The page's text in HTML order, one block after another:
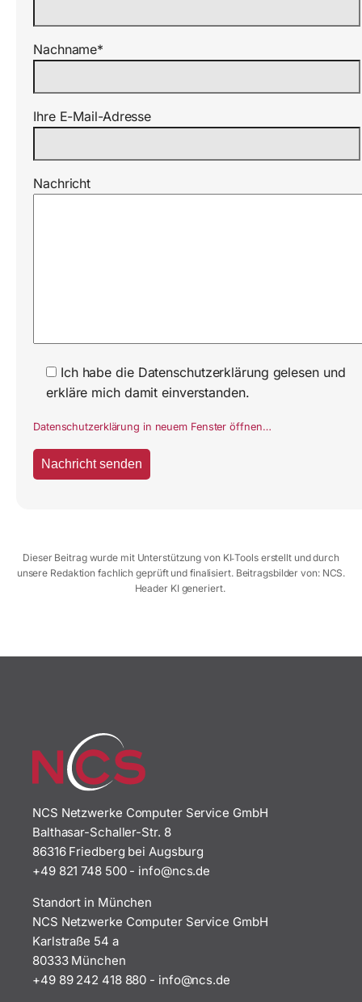
Nachname*
Ihre E-Mail-Adresse
Nachricht
Ich habe die Datenschutzerklärung gelesen und
erkläre mich damit einverstanden.
Datenschutzerklärung in neuem Fenster öffnen…
Dieser Beitrag wurde mit Unterstützung von KI‑Tools erstellt und durch
unsere Redaktion fachlich geprüft und finalisiert. Beitragsbilder von: NCS.
Header KI generiert.
NCS Netzwerke Computer Service GmbH
Balthasar-Schaller-Str. 8
86316 Friedberg bei Augsburg
+49 821 748 500- ed.sc
n@ofn
i
Standort in München
NCS Netzwerke Computer Service GmbH
Karlstraße 54 a
80333 München
+49 89 242 418 880 - ed.sc
n@ofn
i